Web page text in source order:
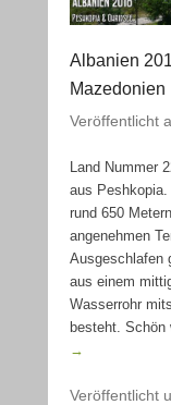
Albanien
Mazedonien
Veröffentlicht
Land Nummer
aus
rund 650
angenehmen
Ausgeschlafen
aus einem
Wasserrohr
besteht. Schön
→
Veröffentlicht